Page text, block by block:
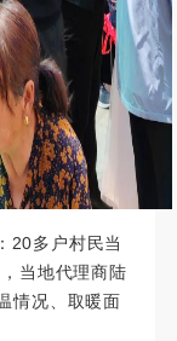
20多户村民当
当地代理商陆
情况、取暖面